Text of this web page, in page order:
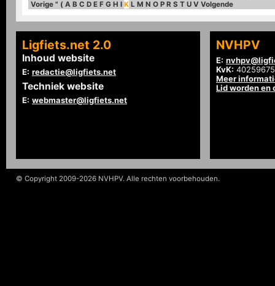
Vorige " ( A B C D E F G H I K L M N O P R S T U V Volgende
Ligfiets.net 2.0
Inhoud website
E: redactie@ligfiets.net
Techniek website
E: webmaster@ligfiets.net
NVHPV
E:
KvK: 40259675
Meer
Lid worden en
© Copyright 2009-2026 NVHPV. Alle rechten voorbehouden.